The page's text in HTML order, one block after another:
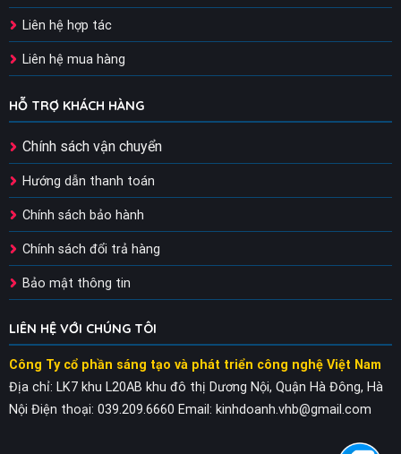
Liên hệ hợp tác
Liên hệ mua hàng
HỖ TRỢ KHÁCH HÀNG
Chính sách vận chuyển
Hướng dẫn thanh toán
Chính sách bảo hành
Chính sách đổi trả hàng
Bảo mật thông tin
LIÊN HỆ VỚI CHÚNG TÔI
Công Ty cổ phần sáng tạo và phát triển công nghệ Việt Nam
Địa chỉ: LK7 khu L20AB khu đô thị Dương Nội, Quận Hà Đông, Hà
Nội Điện thoại: 039.209.6660 Email: kinhdoanh.vhb@gmail.com